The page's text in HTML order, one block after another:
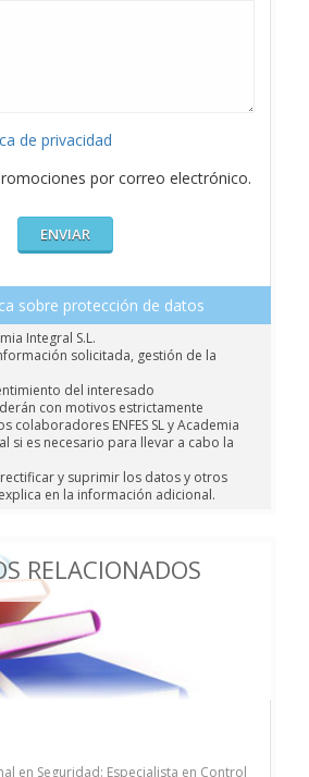
de privacidad
por correo electrónico.
sobre protección de datos
Integral S.L.
solicitada, gestión de la
del interesado
con motivos estrictamente
colaboradores ENFES SL y Academia
si es necesario para llevar a cabo la
y suprimir los datos y otros
en la información adicional.
RELACIONADOS
en Seguridad: Especialista en Control